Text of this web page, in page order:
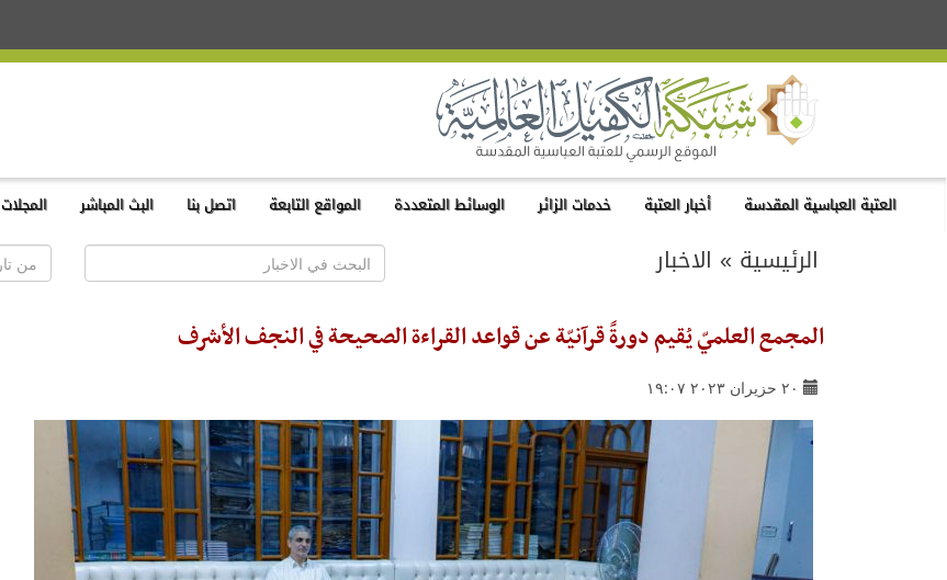
العتبة العباسية المقدسة أخبار العتبة خدمات الزائر الوسائط المتعددة المواقع التابعة اتصل بنا البث المباشر المجلات
الرئيسية » الاخبار
المجمع العلميّ يُقيم دورةً قرآنيّة عن قواعد القراءة الصحيحة في النجف الأشرف
٢٠ حزيران ٢٠٢٣ ١٩:٠٧